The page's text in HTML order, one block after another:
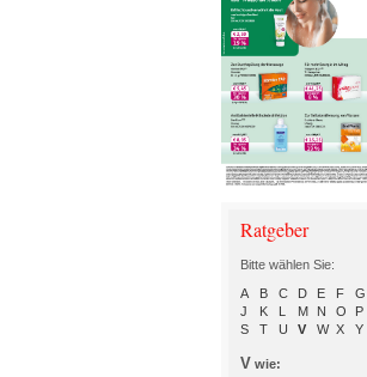
Ratgeber
Bitte wählen Sie:
A
B C D E F G
J
K L M N O P
S
T U V W X Y
V wie: